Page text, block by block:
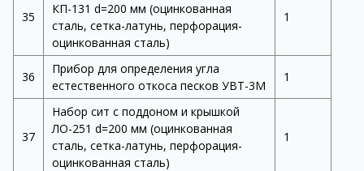
35
КП-131 d=200 мм (оцинкованная
сталь, сетка-латунь, перфорация-
оцинкованная сталь)
1
36
Прибор для определения угла
естественного откоса песков УВТ-3М
1
37
Набор сит с поддоном и крышкой
ЛО-251 d=200 мм (оцинкованная
сталь, сетка-латунь, перфорация-
оцинкованная сталь)
1